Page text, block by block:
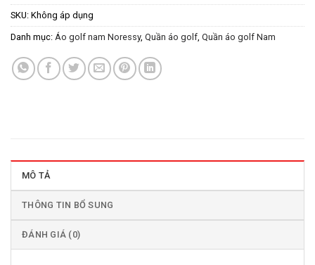
SKU: Không áp dụng
Danh mục: Áo golf nam Noressy, Quần áo golf Quần áo golf Nam
MÔ TẢ
THÔNG TIN BỔ SUNG
ĐÁNH GIÁ (0)